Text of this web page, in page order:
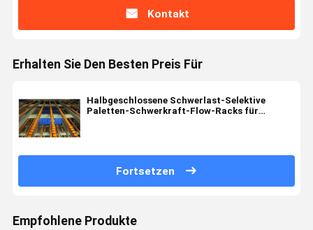
Kontakt
Erhalten Sie Den Besten Preis Für
Halbgeschlossene Schwerlast-Selektive
Paletten-Schwerkraft-Flow-Racks für
Fortsetzen
Empfohlene Produkte